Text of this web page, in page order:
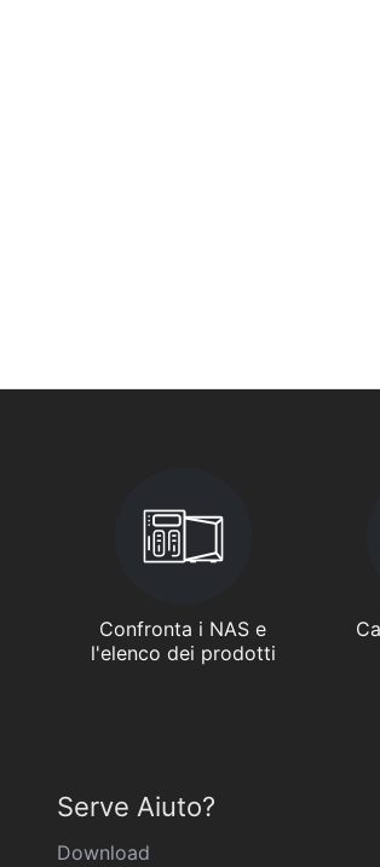
Confronta i NAS e
l'elenco dei prodotti
Serve Aiuto?
Download